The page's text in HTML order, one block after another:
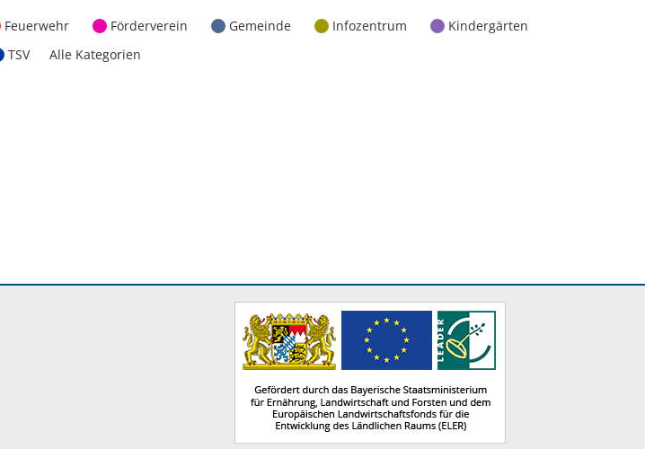
Feuerwehr Förderverein Gemeinde Infozentrum
Kindergärten
TSV
Alle Kategorien